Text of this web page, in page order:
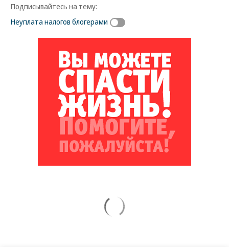
Подписывайтесь на тему:
Неуплата налогов блогерами